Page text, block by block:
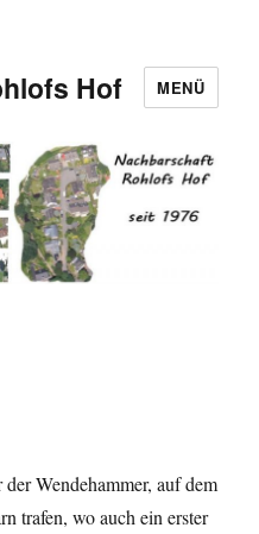
Hof MENÜ
Wendehammer, auf dem
trafen, wo auch ein erster